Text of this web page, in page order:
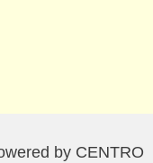
by CENTRO